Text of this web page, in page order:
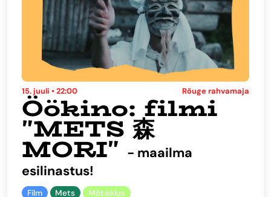
15. juuli • 22:00 Rõuge rahvamaja
Öökino: filmi
"METS 森
MORI" - maailma
esilinastus!
Film Mets Mõtisklus